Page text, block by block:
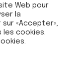
- 89500
Web pour
la
«Accepter»,
cookies.